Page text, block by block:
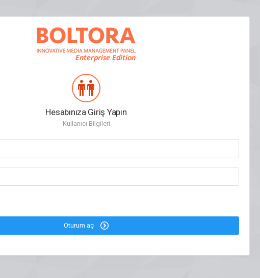
Hesabınıza Giriş Yapın
Kullanıcı Bilgileri
Oturum aç